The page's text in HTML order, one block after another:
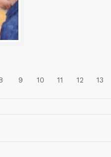
9 10 11 12 13